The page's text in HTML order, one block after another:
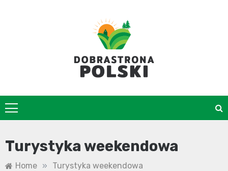
Turystyka weekendowa
Home » Turystyka weekendowa